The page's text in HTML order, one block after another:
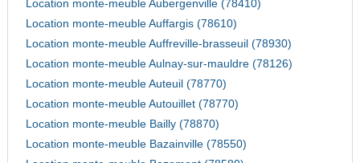
Location monte-meuble Aubergenville (78410)
Location monte-meuble Auffargis (78610)
Location monte-meuble Auffreville-brasseuil (78930)
Location monte-meuble Aulnay-sur-mauldre (78126)
Location monte-meuble Auteuil (78770)
Location monte-meuble Autouillet (78770)
Location monte-meuble Bailly (78870)
Location monte-meuble Bazainville (78550)